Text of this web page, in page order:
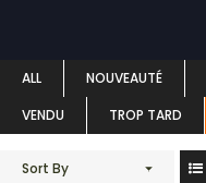
ALL NOUVEAUTÉ
VENDU
TROP TARD
Sort By